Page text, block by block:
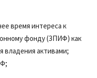
время интереса к
фонду (ЗПИФ) как
владения активами;